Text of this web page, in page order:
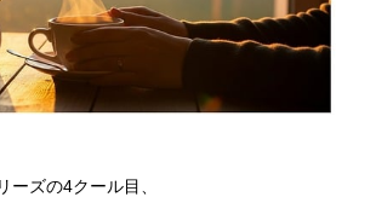
ーズの4クール目、